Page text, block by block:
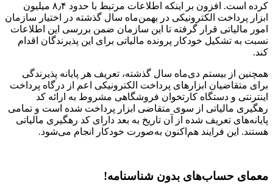
کرده است. افزون بر اینکه اطلاعات مرتبط با حدود ۸٫۴ میلیون
ابزار پرداخت الکترونیکی در بهمن‌ماه سال گذشته در اختیار سازمان
امور مالیاتی قرار گرفته تا این سازمان ضمن بررسی این اطلاعات
نسبت به تشکیل خودکار پرونده مالیاتی برای این پذیرندگان اقدام
کند.
همچنین از بیستم دی‌ماه سال گذشته، تعریف هر پایانه پذیرندگی
برای متقاضیان ابزارهای پرداخت الکترونیکی اعم از درگاه پرداخت
اینترنتی و دستگاه کارتخوان فروشگاهی مشروط به ارائه کد
رهگیری مالیاتی از سوی متقاضی ابزار پرداخت شده است و تمامی
پایانه‌های تعریف شده از آن تاریخ به بعد دارای کد رهگیری مالیاتی
هستند. این فرایند هم‌اکنون به‌صورت خودکار انجام می‌شود.
معمای حساب‌های بدون شناسنامه!